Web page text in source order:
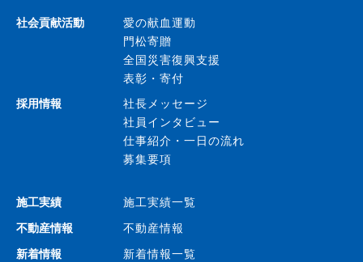
社会貢献活動
愛の献血運動
門松寄贈
全国災害復興支援
表彰・寄付
採用情報
社長メッセージ
社員インタビュー
仕事紹介・一日の流れ
募集要項
施工実績
施工実績一覧
不動産情報
不動産情報
新着情報
新着情報一覧